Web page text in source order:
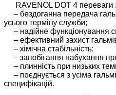
RAVENOL DOT 4 переваги
– бездоганна передача
усього терміну служби;
– надійне функціонування
– ефективний захист
– хімічна стабільність;
– запобігання набухання
– плинність при низьких
– поєднується з усіма
специфікацій.